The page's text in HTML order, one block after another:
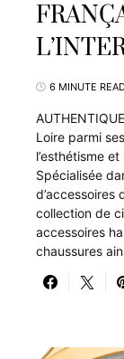
6 MINUTE
Loire parmi
l’esthétisme
Spécialisée
d’accessoires
collection de
accessoires
chaussures